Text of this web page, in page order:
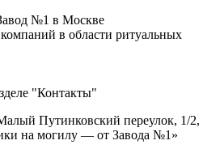
№1 в Москве
в области ритуальных
"Контакты"
Путинковский переулок, 1/2,
на могилу — от Завода №1»